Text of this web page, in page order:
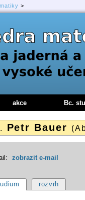
>
Petr Bauer
zobrazit e-mail
rozvrh
akce Bc.